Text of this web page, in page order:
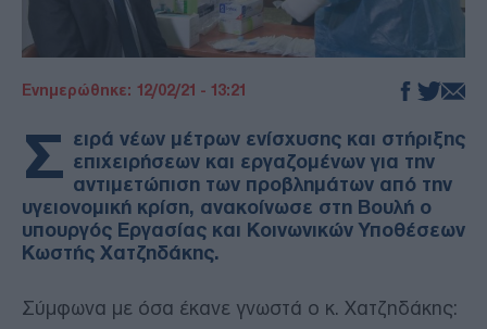
Ενημερώθηκε: 12/02/21 - 13:21
Σ ειρά νέων μέτρων ενίσχυσης και στήριξης
επιχειρήσεων και εργαζομένων για την
αντιμετώπιση των προβλημάτων από την
υγειονομική κρίση, ανακοίνωσε στη Βουλή ο
υπουργός Εργασίας και Κοινωνικών Υποθέσεων
Κωστής Χατζηδάκης.
Σύμφωνα με όσα έκανε γνωστά ο κ. Χατζηδάκης: